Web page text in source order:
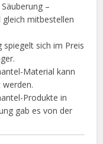
–
mitbestellen
sich im Preis
Material kann
Produkte in
gab es von der